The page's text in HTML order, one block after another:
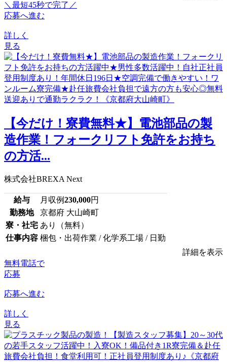
＼最短45秒で完了／
応募へ進む
詳しく
見る
【今だけ！寮費無料★】電池部品の製
造作業！フォークリフト免許をお持ち
の方活...
株式会社BREXA Next
給与 月収例230,000円
勤務地
京都府 大山崎町
寮・社宅 あり（無料）
仕事内容 梱包・出荷作業 / 化学系工場 / 日勤
詳細を表示
無料電話で
応募
応募へ進む
詳しく
見る